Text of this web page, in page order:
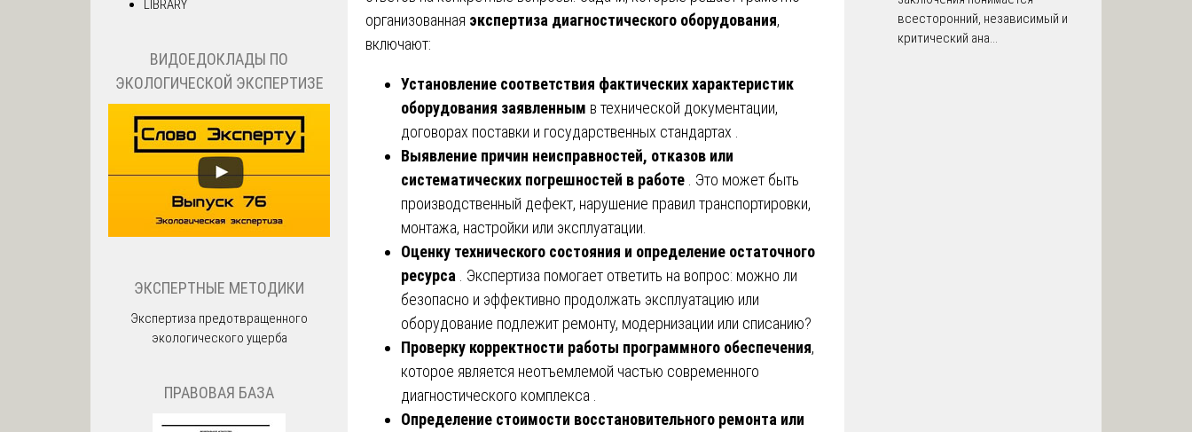
организованная экспертиза диагностического оборудования,
включают:
Установление соответствия фактических характеристик
оборудования заявленным в технической документации,
договорах поставки и государственных стандартах .
Выявление причин неисправностей, отказов или
систематических погрешностей в работе . Это может быть
производственный дефект, нарушение правил транспортировки,
монтажа, настройки или эксплуатации.
Оценку технического состояния и определение остаточного
ресурса . Экспертиза помогает ответить на вопрос: можно ли
безопасно и эффективно продолжать эксплуатацию или
оборудование подлежит ремонту, модернизации или списанию?
Проверку корректности работы программного обеспечения,
которое является неотъемлемой частью современного
диагностического комплекса .
Определение стоимости восстановительного ремонта или
LIBRARY
ВИДОЕДОКЛАДЫ ПО
ЭКОЛОГИЧЕСКОЙ ЭКСПЕРТИЗЕ
ЭКСПЕРТНЫЕ МЕТОДИКИ
Экспертиза предотвращенного
экологического ущерба
ПРАВОВАЯ БАЗА
всесторонний, независимый и
критический ана...